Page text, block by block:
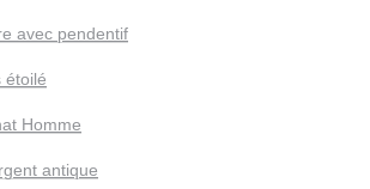
avec pendentif
étoilé
Homme
antique